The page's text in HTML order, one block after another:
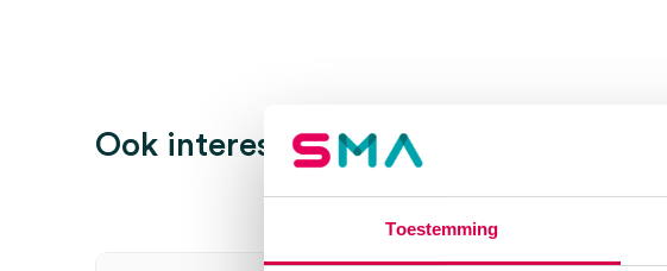
Toestemming
Ook interessant